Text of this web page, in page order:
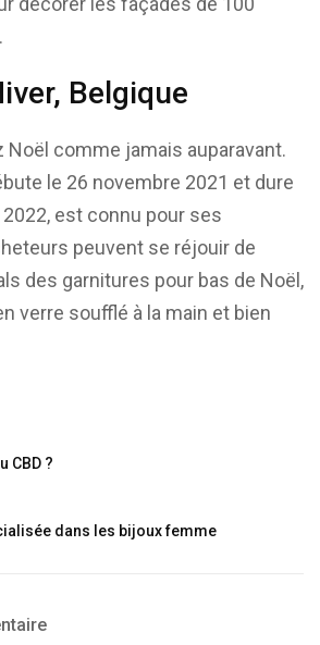
Belgique
Noël comme jamais auparavant.
le 26 novembre 2021 et dure
2022, est connu pour ses
peuvent se réjouir de
des garnitures pour bas de Noël,
verre soufflé à la main et bien
CBD ?
dans les bijoux femme